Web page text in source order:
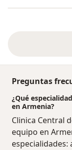
Preguntas
¿Qué
en Armenia?
Clinica Central
equipo en